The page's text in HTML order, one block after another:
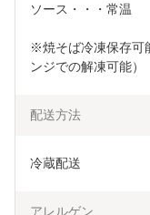
ソース・・・常温
※焼そば冷凍保存可
ンジでの解凍可能）
配送方法
冷蔵配送
アレルゲン